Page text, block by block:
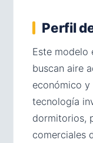
Perfil
Este modelo
buscan aire
económico y
tecnología
dormitorios,
comerciales